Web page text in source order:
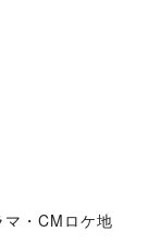
・CMロケ地